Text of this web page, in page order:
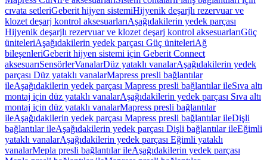
cıvata setleriGeberit hijyen sistemiHijyenik deşarjlı rezervuar ve
klozet deşarj kontrol aksesuarlarıAşağıdakilerin yedek parçası
Hijyenik deşarjlı rezervuar ve klozet deşarj kontrol aksesuarlarıGüç
üniteleriAşağıdakilerin yedek parçası Güç üniteleriAğ
bileşenleriGeberit hijyen sistemi için Geberit Connect
aksesuarıSensörlerVanalarDüz yataklı vanalarAşağıdakilerin yedek
parçası Düz yataklı vanalarMapress presli bağlantılar
ileAşağıdakilerin yedek parçası Mapress presli bağlantılar ileSıva altı
montaj için düz yataklı vanalarAşağıdakilerin yedek parçası Sıva altı
montaj için düz yataklı vanalarMapress presli bağlantılar
ileAşağıdakilerin yedek parçası Mapress presli bağlantılar ileDişli
bağlantılar ileAşağıdakilerin yedek parçası Dişli bağlantılar ileEğimli
yataklı vanalarAşağıdakilerin yedek parçası Eğimli yataklı
vanalarMepla presli bağlantılar ileAşağıdakilerin yedek parçası